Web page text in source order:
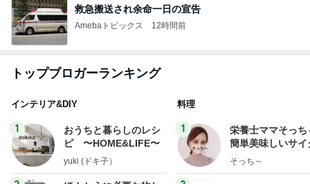
救急搬送され余命一日の宣告
Amebaトピックス 12時間前
トップブロガーランキング
インテリア&DIY
1
おうちと暮らしのレシ
ピ 〜HOME&LIFE〜
yuki (ドキ子）
料理
1
栄養士ママそっち
簡単美味しいサイ
献立
そっち～